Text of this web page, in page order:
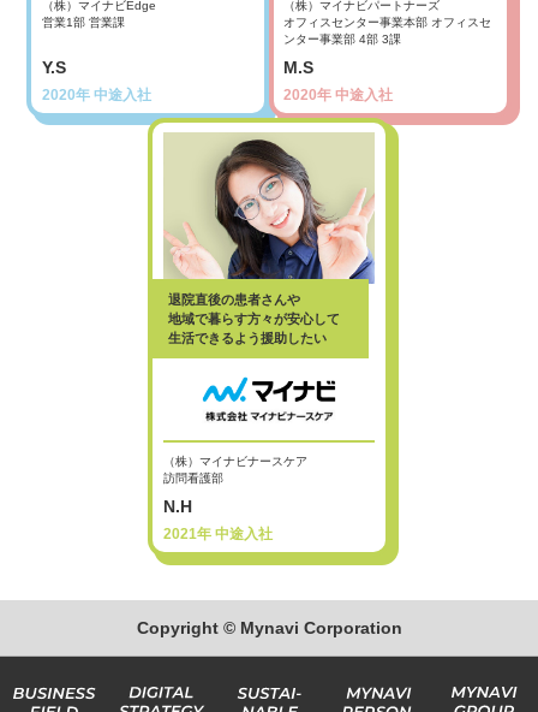
（株）マイナビEdge
営業1部 営業課
Y.S
2020年 中途入社
（株）マイナビパートナーズ
オフィスセンター事業本部 オフィスセ
ンター事業部 4部 3課
M.S
2020年 中途入社
退院直後の患者さんや
地域で暮らす方々が安心して
生活できるよう援助したい
（株）マイナビナースケア
訪問看護部
N.H
2021年 中途入社
Copyright © Mynavi Corporation